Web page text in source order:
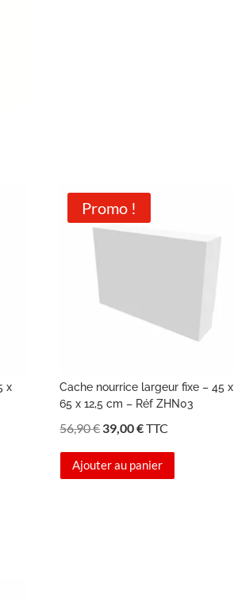
x
Promo !
Cache nourrice largeur fixe – 45 x
65 x 12,5 cm – Réf ZHN03
56,90€Le
initial
39,00€Le
actuel
TTC
Ajouter au panier